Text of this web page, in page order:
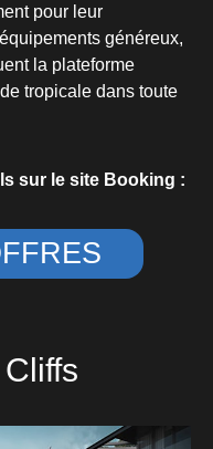
pour leur
généreux,
la plateforme
tropicale dans toute
sur le site Booking :